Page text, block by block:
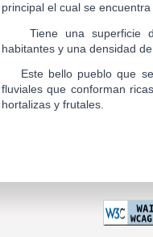
principal el cual se
Tiene una superficie
habitantes y una densidad
Este bello pueblo que se
fluviales que conforman
hortalizas y frutales.